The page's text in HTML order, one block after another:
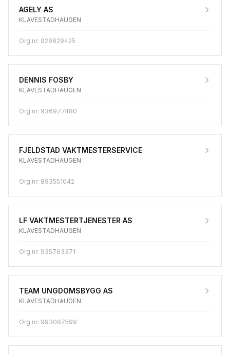
AGELY AS
KLAVESTADHAUGEN
Org.nr: 929829425
DENNIS FOSBY
KLAVESTADHAUGEN
Org.nr: 936977480
FJELDSTAD VAKTMESTERSERVICE
KLAVESTADHAUGEN
Org.nr: 893551042
LF VAKTMESTERTJENESTER AS
KLAVESTADHAUGEN
Org.nr: 935763371
TEAM UNGDOMSBYGG AS
KLAVESTADHAUGEN
Org.nr: 993087599